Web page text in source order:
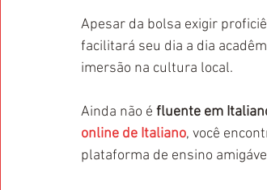
Apesar da bolsa exigir
facilitará seu dia a dia
imersão na cultura local.
Ainda não é fluente em
online de Italiano, você
plataforma de ensino